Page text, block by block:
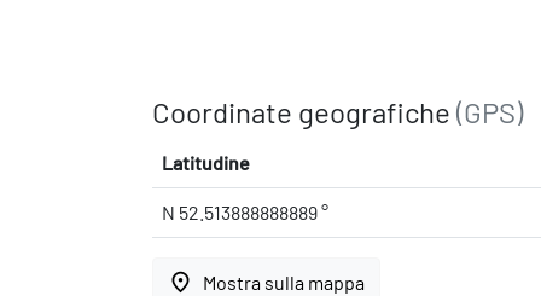
Coordinate geografiche (GPS)
Latitudine
N 52.513888888889 °
place Mostra sulla mappa